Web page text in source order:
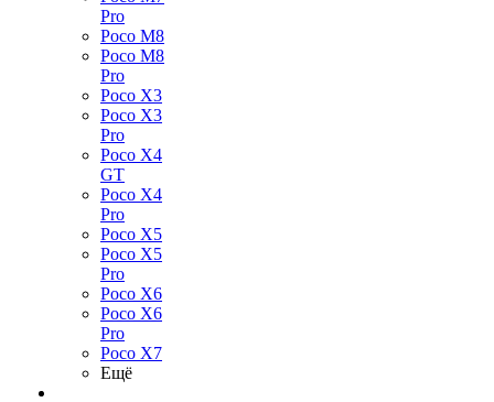
Pro
Poco M8
Poco M8
Pro
Poco X3
Poco X3
Pro
Poco X4
GT
Poco X4
Pro
Poco X5
Poco X5
Pro
Poco X6
Poco X6
Pro
Poco X7
Ещё